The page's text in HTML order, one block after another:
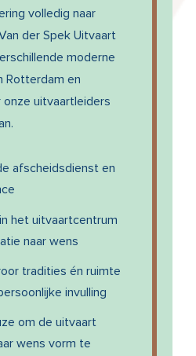
volledig naar
der Spek Uitvaart
moderne
Rotterdam en
onze uitvaartleiders
afscheidsdienst en
het uitvaartcentrum
naar wens
tradities én ruimte
invulling
om de uitvaart
wens vorm te